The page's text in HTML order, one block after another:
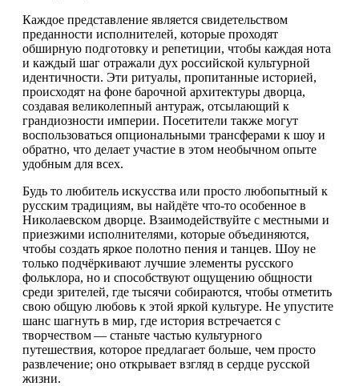
Каждое представление является свидетельством
преданности исполнителей, которые проходят
обширную подготовку и репетиции, чтобы каждая нота
и каждый шаг отражали дух российской культурной
идентичности. Эти ритуалы, пропитанные историей,
происходят на фоне барочной архитектуры дворца,
создавая великолепный антураж, отсылающий к
грандиозности империи. Посетители также могут
воспользоваться опциональными трансферами к шоу и
обратно, что делает участие в этом необычном опыте
удобным для всех.
Будь то любитель искусства или просто любопытный к
русским традициям, вы найдёте что-то особенное в
Николаевском дворце. Взаимодействуйте с местными и
приезжими исполнителями, которые объединяются,
чтобы создать яркое полотно пения и танцев. Шоу не
только подчёркивают лучшие элементы русского
фольклора, но и способствуют ощущению общности
среди зрителей, где тысячи собираются, чтобы отметить
свою общую любовь к этой яркой культуре. Не упустите
шанс шагнуть в мир, где история встречается с
творчеством — станьте частью культурного
путешествия, которое предлагает больше, чем просто
развлечение; оно открывает взгляд в сердце русской
жизни.